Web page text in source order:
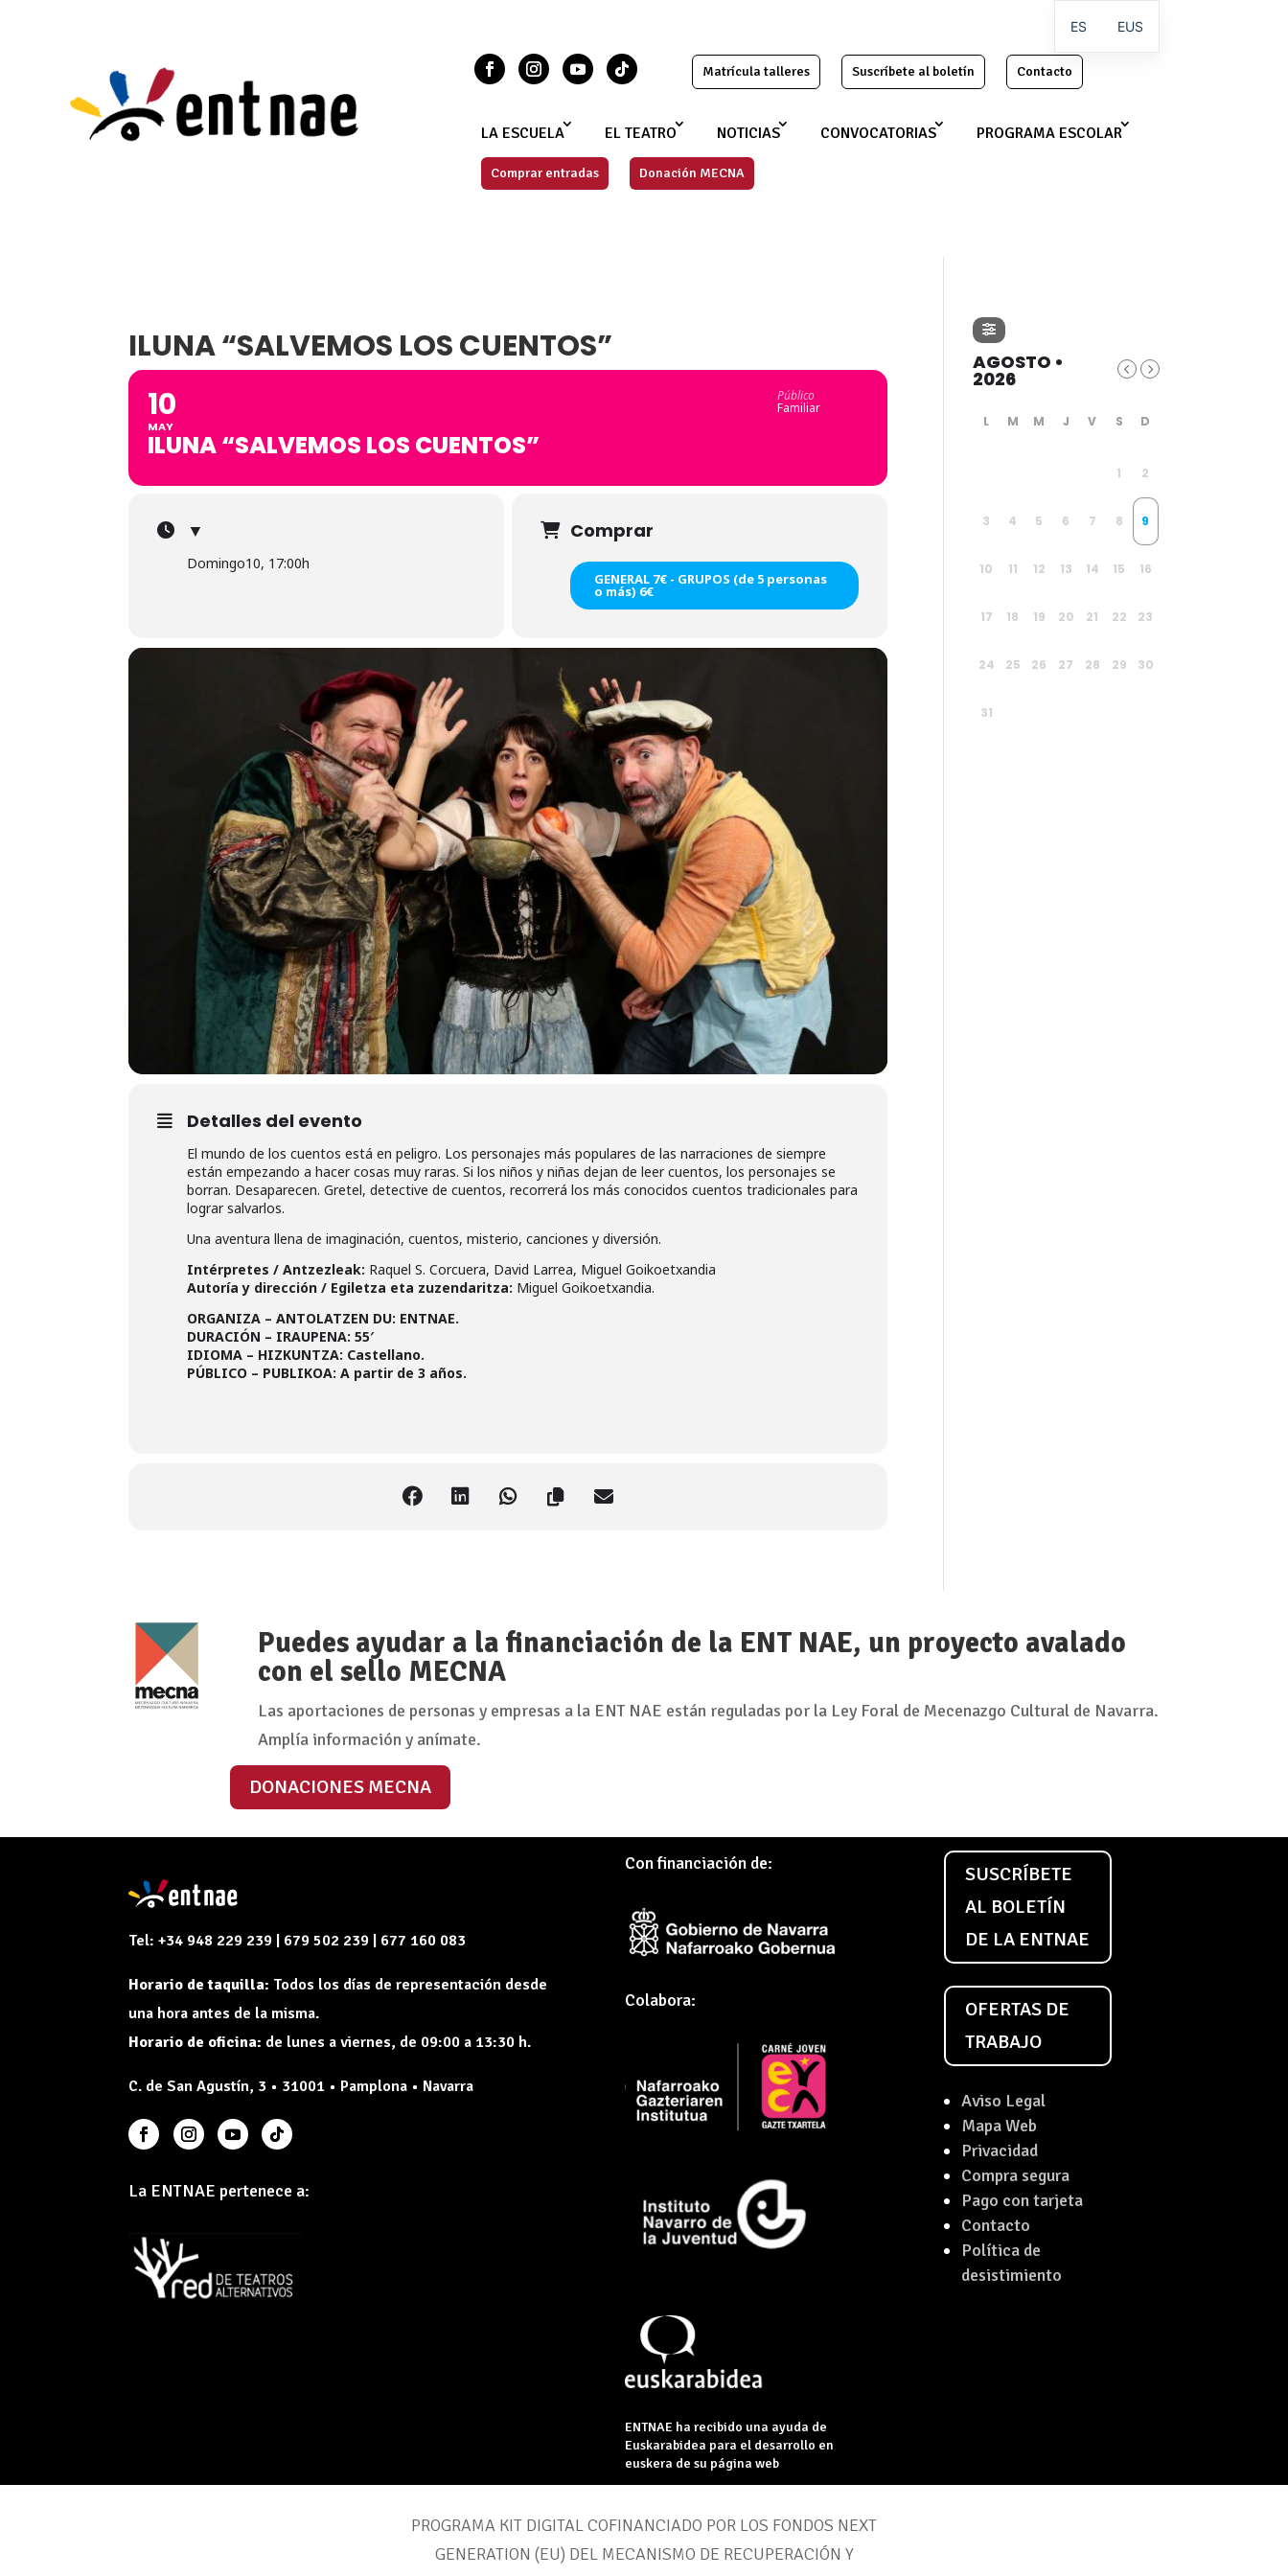
Matrícula talleres Suscríbete al boletín Contacto
LA ESCUELA EL TEATRO NOTICIAS CONVOCATORIAS PROGRAMA ESCOLAR
Comprar entradas Donación MECNA
ILUNA “SALVEMOS LOS CUENTOS”
10
MAY
ILUNA “SALVEMOS LOS CUENTOS”
Público
Familiar
▼
Domingo10, 17:00h
Comprar
GENERAL 7€ - GRUPOS (de 5 personas
o más) 6€
Detalles del evento
El mundo de los cuentos está en peligro. Los personajes más populares de las narraciones de siempre
están empezando a hacer cosas muy raras. Si los niños y niñas dejan de leer cuentos, los personajes se
borran. Desaparecen. Gretel, detective de cuentos, recorrerá los más conocidos cuentos tradicionales para
lograr salvarlos.
Una aventura llena de imaginación, cuentos, misterio, canciones y diversión.
Intérpretes / Antzezleak: Raquel S. Corcuera, David Larrea, Miguel Goikoetxandia
Autoría y dirección / Egiletza eta zuzendaritza: Miguel Goikoetxandia.
ORGANIZA – ANTOLATZEN DU: ENTNAE.
DURACIÓN – IRAUPENA: 55′
IDIOMA – HIZKUNTZA: Castellano.
PÚBLICO – PUBLIKOA: A partir de 3 años.
AGOSTO •
2026
1 2
3 4 5 6 7 8 9
10 11 12 13 14 15 16
17 18 19 20 21 22 23
24 25 26 27 28 29 30
31
Puedes ayudar a la financiación de la ENT NAE, un proyecto avalado
con el sello MECNA
Las aportaciones de personas y empresas a la ENT NAE están reguladas por la Ley Foral de Mecenazgo Cultural de Navarra.
Amplía información y anímate.
DONACIONES MECNA
Tel: +34 948 229 239 | 679 502 239 | 677 160 083
Horario de taquilla: Todos los días de representación desde
una hora antes de la misma.
Horario de oficina: de lunes a viernes, de 09:00 a 13:30 h.
C. de San Agustín, 3 • 31001 • Pamplona • Navarra
La ENTNAE pertenece a:
Con financiación de:
Colabora:
ENTNAE ha recibido una ayuda de
Euskarabidea para el desarrollo en
euskera de su página web
SUSCRÍBETE
AL BOLETÍN
DE LA ENTNAE
OFERTAS DE
TRABAJO
Aviso Legal
Mapa Web
Privacidad
Compra segura
Pago con tarjeta
Contacto
Política de
desistimiento
PROGRAMA KIT DIGITAL COFINANCIADO POR LOS FONDOS NEXT
GENERATION (EU) DEL MECANISMO DE RECUPERACIÓN Y
ES EUS